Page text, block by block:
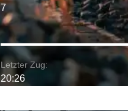
7
Letzter Zug:
20:26